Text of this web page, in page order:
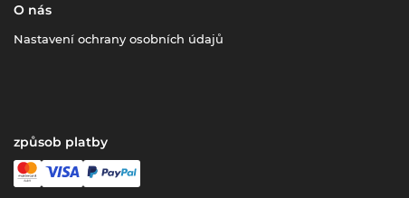
O nás
Nastavení ochrany osobních údajů
způsob platby